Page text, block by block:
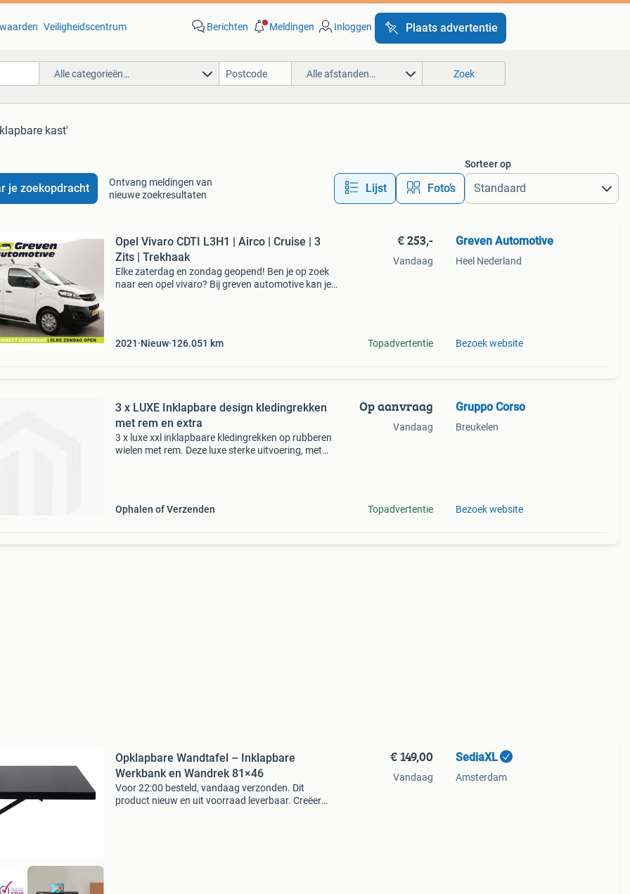
Veiligheidscentrum Berichten Meldingen Inloggen Plaats advertentie
Alle categorieën… Alle afstanden… Zoek
kast'
je zoekopdracht
Ontvang meldingen van
nieuwe zoekresultaten
Lijst Foto’s
Sorteer op
Opel Vivaro CDTI L3H1 | Airco | Cruise | 3
Zits | Trekhaak
Elke zaterdag en zondag geopend! Ben je op zoek
naar een opel vivaro? Bij greven automotive kan je
2021 Nieuw 126.051 km
€ 253,-
Vandaag
Topadvertentie
Greven Automotive
Heel Nederland
Bezoek website
3 x LUXE Inklapbare design kledingrekken
met rem en extra
3 x luxe xxl inklapbaare kledingrekken op rubberen
wielen met rem. Deze luxe sterke uitvoering, met
Ophalen of Verzenden
Op aanvraag
Vandaag
Topadvertentie
Gruppo Corso
Breukelen
Bezoek website
Opklapbare Wandtafel – Inklapbare
Werkbank en Wandrek 81×46
Voor 22:00 besteld, vandaag verzonden. Dit
product nieuw en uit voorraad leverbaar. Creëer
€ 149,00
Vandaag
SediaXL
Amsterdam